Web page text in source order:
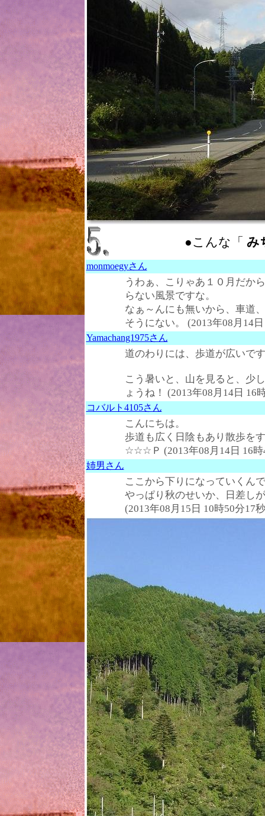
●こんな「 み
monmoegyさん
うわぁ、こりゃあ１０月だか
らない風景ですな。
なぁ～んにも無いから、車道
そうにない。 (2013年08月14
Yamachang1975さん
道のわりには、歩道が広いで
こう暑いと、山を見ると、少
ょうね！ (2013年08月14日 16
コバルト4105さん
こんにちは。
歩道も広く日陰もあり散歩を
☆☆☆Ｐ (2013年08月14日 16時
姉男さん
ここから下りになっていくん
やっぱり秋のせいか、日差し
(2013年08月15日 10時50分17